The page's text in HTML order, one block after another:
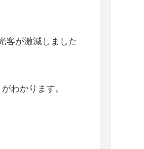
客が激減しました
わかります。